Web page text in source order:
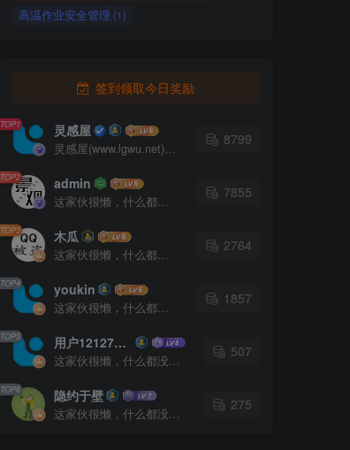
高温作业安全管理 (1)
签到领取今日奖励
TOP1 灵感屋
灵感屋(www.lgwu.net)尽可能为每一位设计师提供更全面、更精致、更具有创意感的设计素材。努力成为景观设计师展示实力和互相学习的优质网络资源发布平台。
8799
TOP2 admin
这家伙很懒，什么都没有写...
7855
TOP3 木瓜
这家伙很懒，什么都没有写...
2764
TOP4 youkin
这家伙很懒，什么都没有写...
1857
TOP5 用户12127023
这家伙很懒，什么都没有写...
507
TOP6 隐约于壁
这家伙很懒，什么都没有写...
275